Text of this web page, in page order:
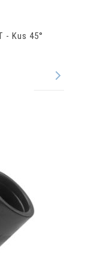
- Kus 45°